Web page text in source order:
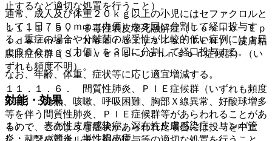
止するなど適切な処置を行うこと）。
１１．１．５． 中毒性表皮壊死融解症（Ｔｏｘｉｃ Ｅｐ
ｉｄｅｒｍａｌ Ｎｅｃｒｏｌｙｓｉｓ：ＴＥＮ）、皮膚粘
膜眼症候群（Ｓｔｅｖｅｎｓ−Ｊｏｈｎｓｏｎ症候群）（い
ずれも頻度不明）。
１１．１．６． 間質性肺炎、ＰＩＥ症候群（いずれも頻度
不明）：発熱、咳嗽、呼吸困難、胸部Ｘ線異常、好酸球増多
等を伴う間質性肺炎、ＰＩＥ症候群等があらわれることがあ
るので、このような症状があらわれた場合には投与を中止
通常、成人及び体重２０ｋｇ以上の小児にはセファクロルと
して１日７５０ｍｇ（力価）を３回に分割して経口投与す
る。重症の場合や分離菌の感受性が比較的低い症例には１日
１５００ｍｇ（力価）を３回に分割して経口投与する。
なお、年齢、体重、症状等に応じ適宜増減する。
効能・効果
１）． 表在性皮膚感染症、深在性皮膚感染症、リンパ管
炎・リンパ節炎、慢性膿皮症。